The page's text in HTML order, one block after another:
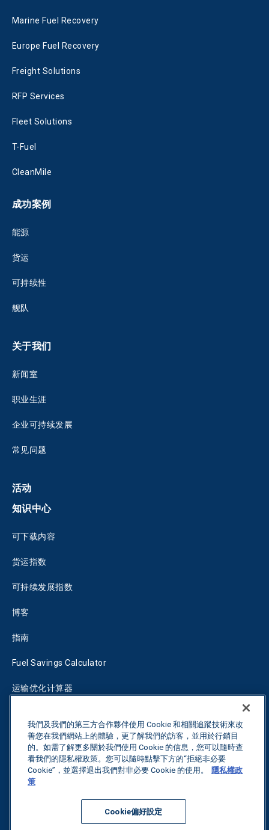
Marine Fuel Recovery
Europe Fuel Recovery
Freight Solutions
RFP Services
Fleet Solutions
T-Fuel
CleanMile
成功案例
能源
货运
可持续性
舰队
关于我们
新闻室
职业生涯
企业可持续发展
常见问题
活动
知识中心
可下载内容
货运指数
可持续发展指数
博客
指南
Fuel Savings Calculator
运输优化计算器
联系我们
我們及我們的第三方合作夥伴使用 Cookie 和相關追蹤技術來改
善您在我們網站上的體驗，更了解我們的訪客，並用於行銷目
的。如需了解更多關於我們使用 Cookie 的信息，您可以隨時查
看我們的隱私權政策。您可以隨時點擊下方的“拒絕非必要
Cookie”，並選擇退出我們對非必要 Cookie 的使用。
隱私權政
策
Cookie偏好設定